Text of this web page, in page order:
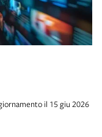
il 15 giu 2026